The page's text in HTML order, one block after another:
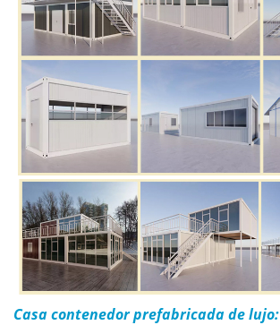
Casa contenedor prefabricada de lujo: